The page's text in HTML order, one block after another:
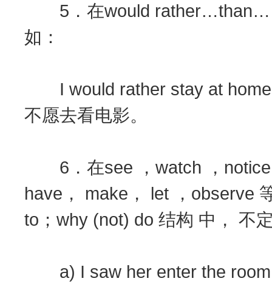
5．在would rather…than…
如：
I would rather stay at home
不愿去看电影。
6．在see ，watch ，notice
have， make， let ，observe
to；why (not) do 结构 中， 不
a) I saw her enter the